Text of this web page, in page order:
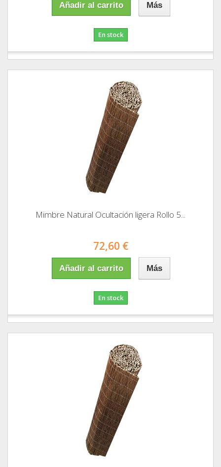
Añadir al carrito Más
En stock
Mimbre Natural Ocultación ligera Rollo 5...
72,60 €
Añadir al carrito Más
En stock